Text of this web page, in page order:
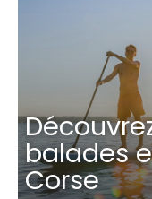
balades
Corse